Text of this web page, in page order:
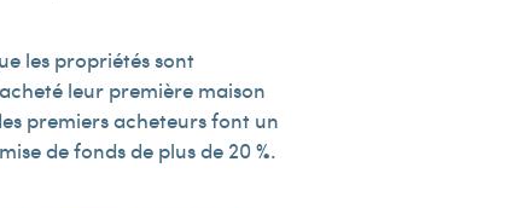
les propriétés sont
leur première maison
premiers acheteurs font un
de fonds de plus de 20 %.